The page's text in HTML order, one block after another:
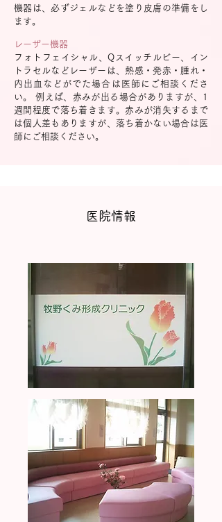
機器は、必ずジェルなどを塗り皮膚の準備をし
ます。
レーザー機器
フォトフェイシャル、Qスイッチルビー、イン
トラセルなどレーザーは、熱感・発赤・腫れ・
内出血などがでた場合は医師にご相談くださ
い。 例えば、赤みが出る場合がありますが、1
週間程度で落ち着きます。赤みが消失するまで
は個人差もありますが、落ち着かない場合は医
師にご相談ください。
医院情報